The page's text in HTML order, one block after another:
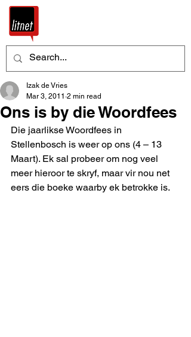
Ons is by die Woordfees
Izak de Vries
Mar 3, 2011 2 min read
Die jaarlikse Woordfees in
Stellenbosch is weer op ons (4 – 13
Maart). Ek sal probeer om nog veel
meer hieroor te skryf, maar vir nou net
eers die boeke waarby ek betrokke is.